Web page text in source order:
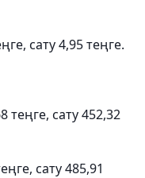
сату 4,95 теңге.
теңге, сату 452,32
сату 485,91